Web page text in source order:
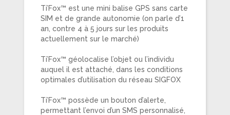
Ti’Fox™ est une mini balise GPS sans carte
SIM et de grande autonomie (on parle d’1
an, contre 4 à 5 jours sur les produits
actuellement sur le marché)
Ti’Fox™ géolocalise l’objet ou l’individu
auquel il est attaché, dans les conditions
optimales d’utilisation du réseau SIGFOX
Ti’Fox™ possède un bouton d’alerte,
permettant l’envoi d’un SMS personnalisé,